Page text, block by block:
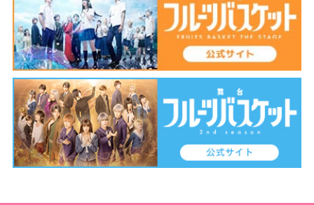
込
ん
で
い
く
所
存
で
す